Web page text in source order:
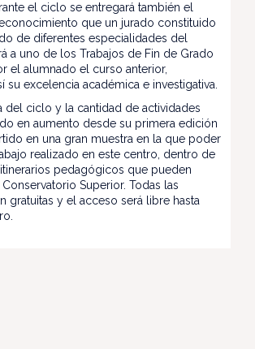
el ciclo se entregará también el
que un jurado constituido
de diferentes especialidades del
a uno de los Trabajos de Fin de Grado
el alumnado el curso anterior,
su excelencia académica e investigativa.
del ciclo y la cantidad de actividades
en aumento desde su primera edición
en una gran muestra en la que poder
realizado en este centro, dentro de
pedagógicos que pueden
Superior. Todas las
gratuitas y el acceso será libre hasta